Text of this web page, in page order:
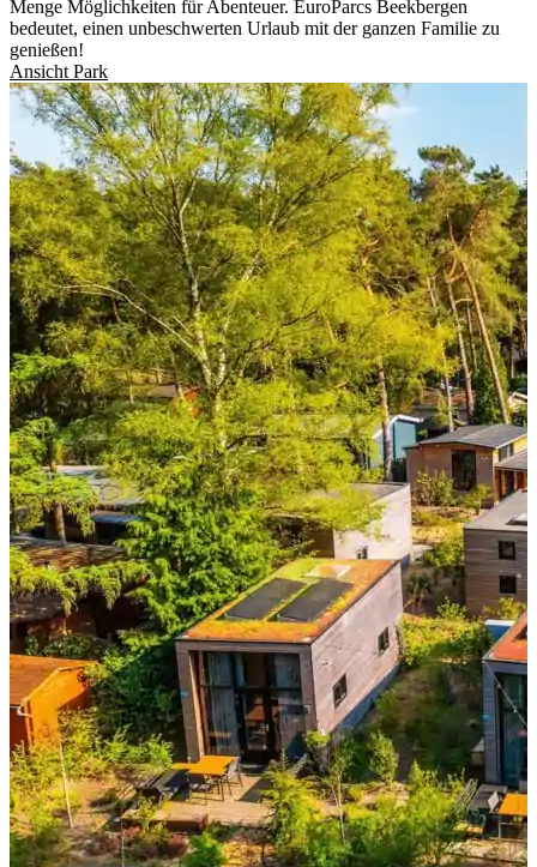
Menge Möglichkeiten für Abenteuer. EuroParcs Beekbergen
bedeutet, einen unbeschwerten Urlaub mit der ganzen Familie zu
genießen!
Ansicht Park